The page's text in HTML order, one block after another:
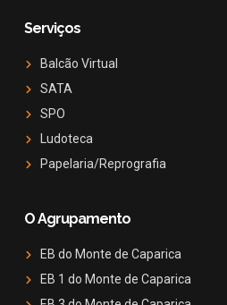
Serviços
Balcão Virtual
SATA
SPO
Ludoteca
Papelaria/Reprografia
O Agrupamento
EB do Monte de Caparica
EB 1 do Monte de Caparica